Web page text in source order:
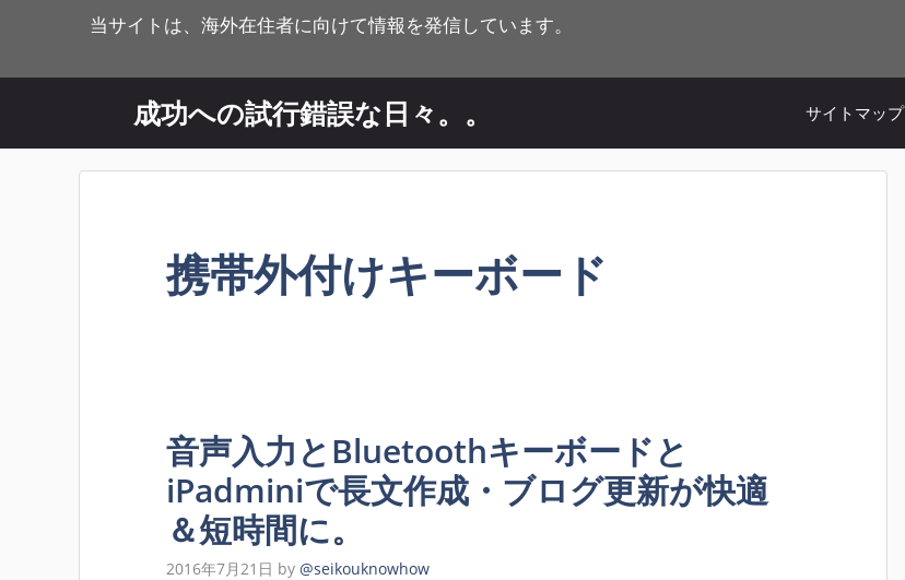
へ
当サイトは、海外在住者に向けて情報を発信しています。
成功への試行錯誤な日々。。 サイトマップ
携帯外付けキーボード
音声入力とBluetoothキーボードと
iPadminiで長文作成・ブログ更新が快適
＆短時間に。
2016年7月21日 by @seikouknowhow